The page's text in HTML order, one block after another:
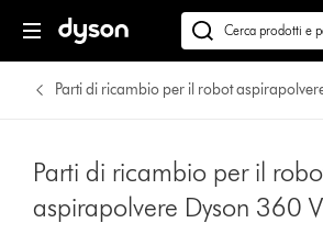
Cerca
su
dyson.it
Parti di ricambio per il robot
Parti di ricambio per il
aspirapolvere Dyson 360